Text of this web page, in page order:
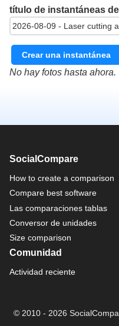
título de instantáneas de
Crear una instantánea
No hay fotos hasta ahora.
SocialCompare
How to create a comparison
Compare best software
Las comparaciones tablas
Conversor de unidades
Size comparison
Comunidad
Actividad reciente
© 2010 - 2026